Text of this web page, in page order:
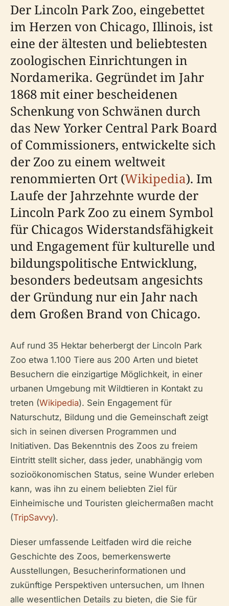
Der Lincoln Park Zoo, eingebettet
im Herzen von Chicago, Illinois, ist
eine der ältesten und beliebtesten
zoologischen Einrichtungen in
Nordamerika. Gegründet im Jahr
1868 mit einer bescheidenen
Schenkung von Schwänen durch
das New Yorker Central Park Board
of Commissioners, entwickelte sich
der Zoo zu einem weltweit
renommierten Ort (Wikipedia). Im
Laufe der Jahrzehnte wurde der
Lincoln Park Zoo zu einem Symbol
für Chicagos Widerstandsfähigkeit
und Engagement für kulturelle und
bildungspolitische Entwicklung,
besonders bedeutsam angesichts
der Gründung nur ein Jahr nach
dem Großen Brand von Chicago.
Auf rund 35 Hektar beherbergt der Lincoln Park
Zoo etwa 1.100 Tiere aus 200 Arten und bietet
Besuchern die einzigartige Möglichkeit, in einer
urbanen Umgebung mit Wildtieren in Kontakt zu
treten (Wikipedia). Sein Engagement für
Naturschutz, Bildung und die Gemeinschaft zeigt
sich in seinen diversen Programmen und
Initiativen. Das Bekenntnis des Zoos zu freiem
Eintritt stellt sicher, dass jeder, unabhängig vom
sozioökonomischen Status, seine Wunder erleben
kann, was ihn zu einem beliebten Ziel für
Einheimische und Touristen gleichermaßen macht
(TripSavvy).
Dieser umfassende Leitfaden wird die reiche
Geschichte des Zoos, bemerkenswerte
Ausstellungen, Besucherinformationen und
zukünftige Perspektiven untersuchen, um Ihnen
alle wesentlichen Details zu bieten, die Sie für